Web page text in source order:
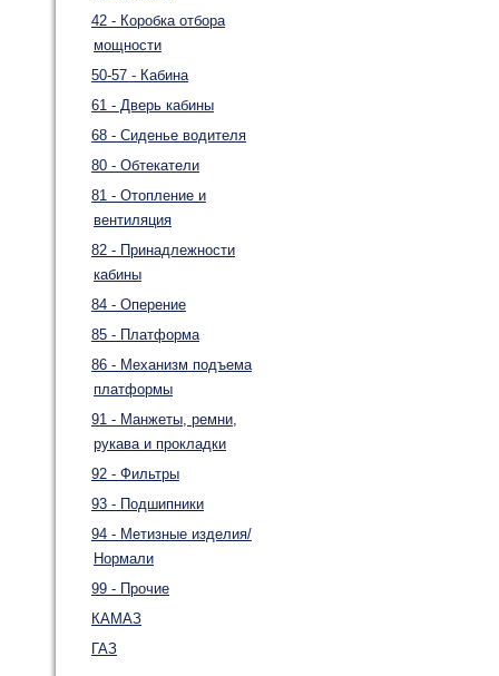
42 - Коробка отбора
мощности
50-57 - Кабина
61 - Дверь кабины
68 - Сиденье водителя
80 - Обтекатели
81 - Отопление и
вентиляция
82 - Принадлежности
кабины
84 - Оперение
85 - Платформа
86 - Механизм подъема
платформы
91 - Манжеты, ремни,
рукава и прокладки
92 - Фильтры
93 - Подшипники
94 - Метизные изделия/
Нормали
99 - Прочие
КАМАЗ
ГАЗ